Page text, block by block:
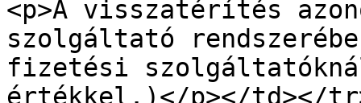
<p>A visszatérítés
szolgáltató
fizetési
értékkel.)</p></td></